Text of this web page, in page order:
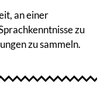
an einer
zu
zu sammeln.